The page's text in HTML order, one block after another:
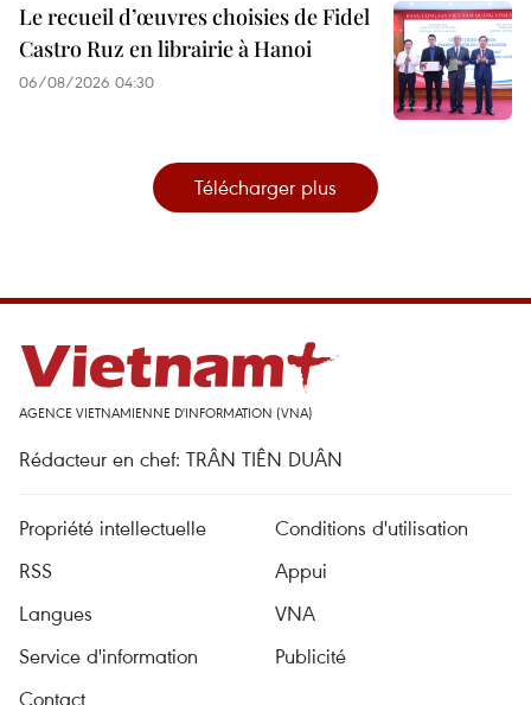
Le recueil d’œuvres choisies de Fidel
Castro Ruz en librairie à Hanoi
06/08/2026 04:30
Télécharger plus
AGENCE VIETNAMIENNE D'INFORMATION (VNA)
Rédacteur en chef: TRÂN TIÊN DUÂN
Propriété intellectuelle
Conditions d'utilisation
RSS
Appui
Langues
VNA
Service d'information
Publicité
Contact